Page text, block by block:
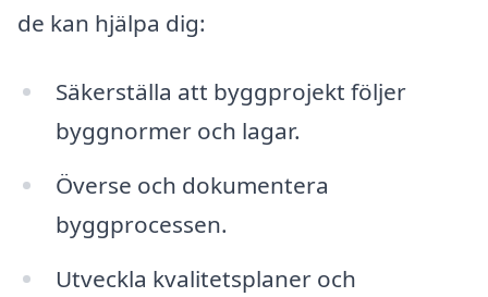
de kan hjälpa dig:
Säkerställa att byggprojekt följer
byggnormer och lagar.
Överse och dokumentera
byggprocessen.
Utveckla kvalitetsplaner och